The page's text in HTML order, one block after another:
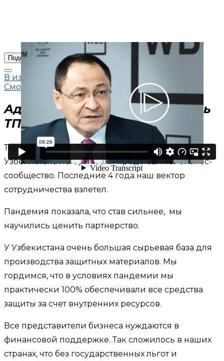
Поделиться
В избранное
Смотреть позже
Адхам Икрамов, председатель
ТПП Республики Узбекистан
Торгово-промышленные палаты России и
Узбекистана исторически представляют бизнес-
сообщество. Последние 4 года наш вектор
сотрудничества взлетел.
Пандемия показала, что став сильнее, мы
научились ценить партнерство.
У Узбекистана очень большая сырьевая база для
производства защитных материалов. Мы
гордимся, что в условиях пандемии мы
практически 100% обеспечивали все средства
защиты за счет внутренних ресурсов.
Все представители бизнеса нуждаются в
финансовой поддержке. Так сложилось в наших
странах, что без государственных льгот и